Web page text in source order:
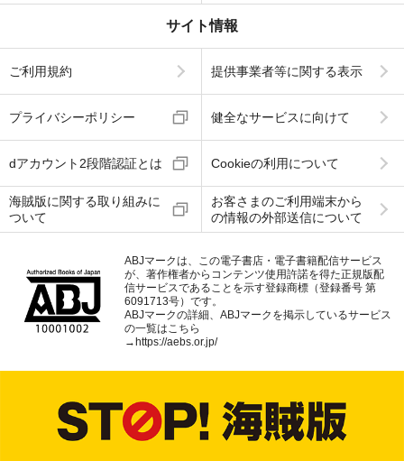
サイト情報
ご利用規約 提供事業者等に関する表示
プライバシーポリシー 健全なサービスに向けて
dアカウント2段階認証とは Cookieの利用について
海賊版に関する取り組みに
ついて
お客さまのご利用端末から
の情報の外部送信について
ABJマークは、この電子書店・電子書籍配信サービス
が、著作権者からコンテンツ使用許諾を得た正規版配
信サービスであることを示す登録商標（登録番号 第
6091713号）です。
ABJマークの詳細、ABJマークを掲示しているサービス
の一覧はこちら
→https://aebs.or.jp/